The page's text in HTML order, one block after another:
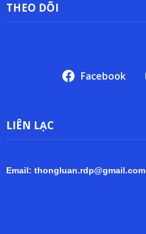
THEO DÕI
Facebook
LIÊN LẠC
Email: thongluan.rdp@gmail.com